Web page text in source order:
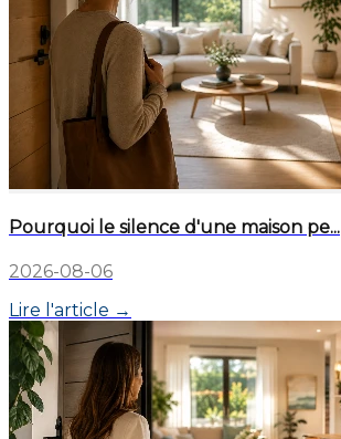
Pourquoi le silence d'une maison pe...
2026-08-06
Lire l'article →